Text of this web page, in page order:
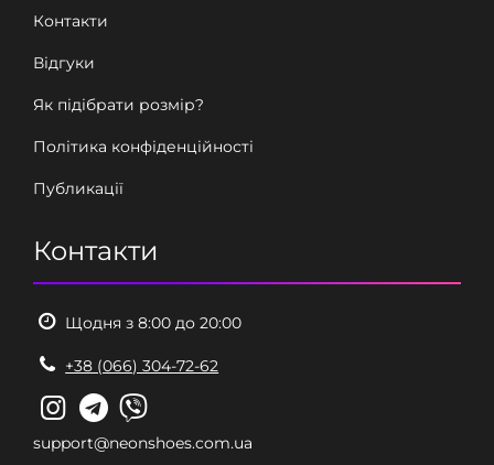
Контакти
Відгуки
Як підібрати розмір?
Політика конфіденційності
Публикації
Контакти
Щодня з 8:00 до 20:00
+38 (066) 304-72-62
support@neonshoes.com.ua